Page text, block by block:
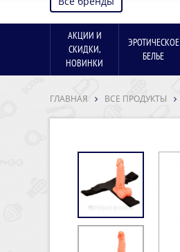
АКЦИИ И
СКИДКИ,
НОВИНКИ
ЭРОТИЧЕСКОЕ
БЕЛЬЕ
ГЛАВНАЯ ВСЕ ПРОДУКТЫ